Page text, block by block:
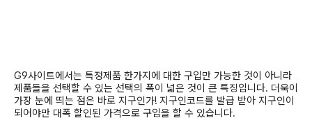
G9사이트에서는 특정제품 한가지에 대한 구입만 가능한 것이 아니라
제품들을 선택할 수 있는 선택의 폭이 넓은 것이 큰 특징입니다. 더욱이
가장 눈에 띄는 점은 바로 지구인가! 지구인코드를 발급 받아 지구인이
되어야만 대폭 할인된 가격으로 구입을 할 수 있습니다.